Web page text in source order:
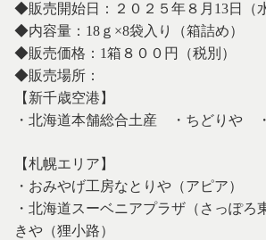
◆販売開始日：２０２５年８月13日（
◆内容量：18ｇ×8袋入り（箱詰め）
◆販売価格：1箱８００円（税別）
◆販売場所：
【新千歳空港】
・北海道本舗総合土産 ・ちどりや
【札幌エリア】
・おみやげ工房なとりや（アピア）
・北海道スーベニアプラザ（さっぽろ
きや（狸小路）